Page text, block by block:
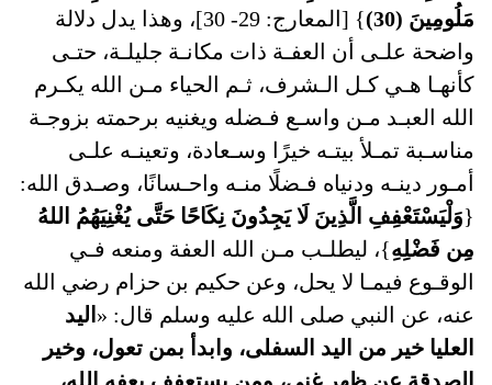
مَلُومِينَ (30)
} [المعارج: 29- 30]، وهذا يدل دلالة
واضحة علـى أن العفـة ذات مكانـة جليلـة، حتـى
كأنهـا هـي كـل الـشرف، ثـم الحياء مـن الله يكـرم
الله العبـد مـن واسـع فـضله ويغنيه برحمته بزوجـة
مناسـبة تمـلأ بيتـه خيرًا وسـعادة، وتعينـه علـى
أمـور دينـه ودنياه فـضلًا منـه واحـسانًا، وصـدق الله:
{وَلْيَسْتَعْفِفِ الَّذِينَ لَا يَجِدُونَ نِكَاحًا حَتَّى يُغْنِيَهُمُ اللهُ
مِن فَضْلِهِ}، ليطلـب مـن الله العفة ومنعه فـي
الوقـوع فيمـا لا يحل، وعن حكيم بن حزام رضي الله
عنه، عن النبي صلى الله عليه وسلم قال: « اليد
العليا خير من اليد السفلى، وابدأ بمن تعول، وخير